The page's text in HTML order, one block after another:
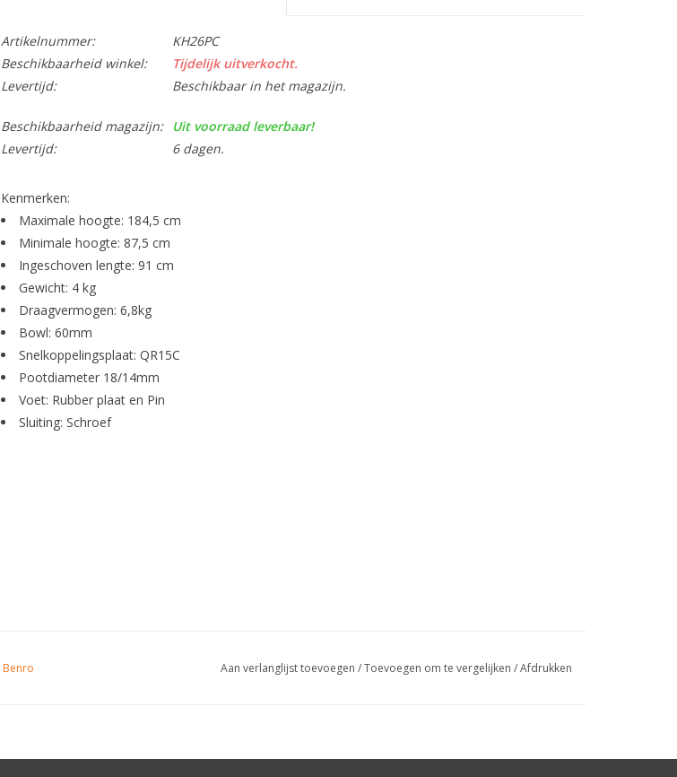
Artikelnummer:
KH26PC
Beschikbaarheid winkel:
Tijdelijk uitverkocht.
Levertijd:
Beschikbaar in het magazijn.
Beschikbaarheid magazijn:
Uit voorraad leverbaar!
Levertijd:
6 dagen.
Kenmerken:
Maximale hoogte: 184,5 cm
Minimale hoogte: 87,5 cm
Ingeschoven lengte: 91 cm
Gewicht: 4 kg
Draagvermogen: 6,8kg
Bowl: 60mm
Snelkoppelingsplaat: QR15C
Pootdiameter 18/14mm
Voet: Rubber plaat en Pin
Sluiting: Schroef
Benro Aan verlanglijst toevoegen /Toevoegen om te vergelijken /Afdrukken